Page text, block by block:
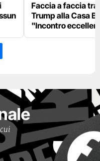
Faccia a faccia
Trump alla Casa
"Incontro